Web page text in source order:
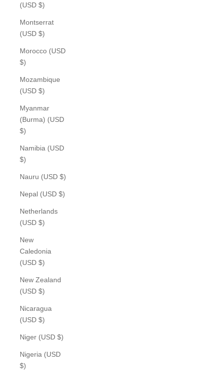
(USD $)
Montserrat
(USD $)
Morocco (USD
$)
Mozambique
(USD $)
Myanmar
(Burma) (USD
$)
Namibia (USD
$)
Nauru (USD $)
Nepal (USD $)
Netherlands
(USD $)
New
Caledonia
(USD $)
New Zealand
(USD $)
Nicaragua
(USD $)
Niger (USD $)
Nigeria (USD
$)